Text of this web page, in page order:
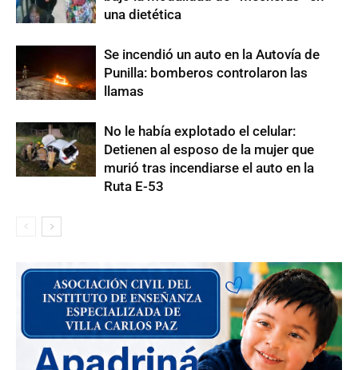
una dietética
Se incendió un auto en la Autovía de
Punilla: bomberos controlaron las
llamas
No le había explotado el celular:
Detienen al esposo de la mujer que
murió tras incendiarse el auto en la
Ruta E-53